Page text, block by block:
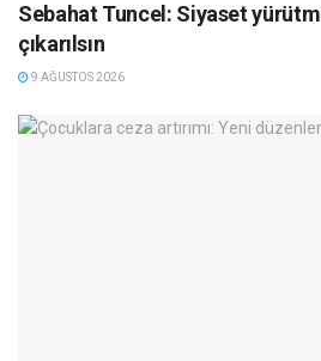
Sebahat Tuncel: Siyaset
çıkarılsın
9 AĞUSTOS 2026